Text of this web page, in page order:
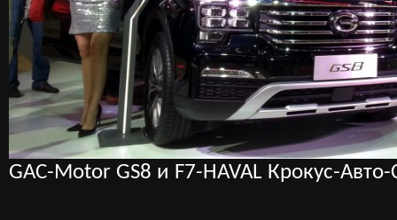
GAC-Motor GS8 и F7-HAVAL Крокус-